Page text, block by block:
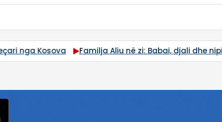
Familja Aliu në zi: Babai, djali dhe nipi